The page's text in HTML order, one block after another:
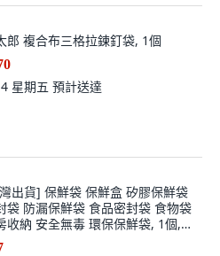
郎 複合布三格拉鍊釘袋, 1個
星期五 預計送達
出貨] 保鮮袋 保鮮盒 矽膠保鮮袋
袋 防漏保鮮袋 食品密封袋 食物袋
收納 安全無毒 環保保鮮袋, 1個,
保鮮袋--500ml 紅色